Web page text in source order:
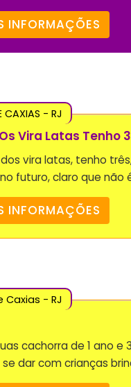
INFORMAÇÕES
CAXIAS - RJ
Vira Latas Tenho 3
vira latas, tenho
futuro, claro que não
INFORMAÇÕES
Caxias - RJ
cachorra de 1 ano e
dar com crianças